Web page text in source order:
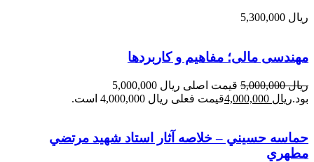
ریال
مهندسی مالی؛ مفاهیم و کاربردها
ریال5,000,000
قیمت اصلی ریال 5,000,000
بود.ریال قیمت فعلی ریال 4,000,000 است.
حماسه حسيني – خلاصه آثار استاد شهيد مرتضي
مطهري